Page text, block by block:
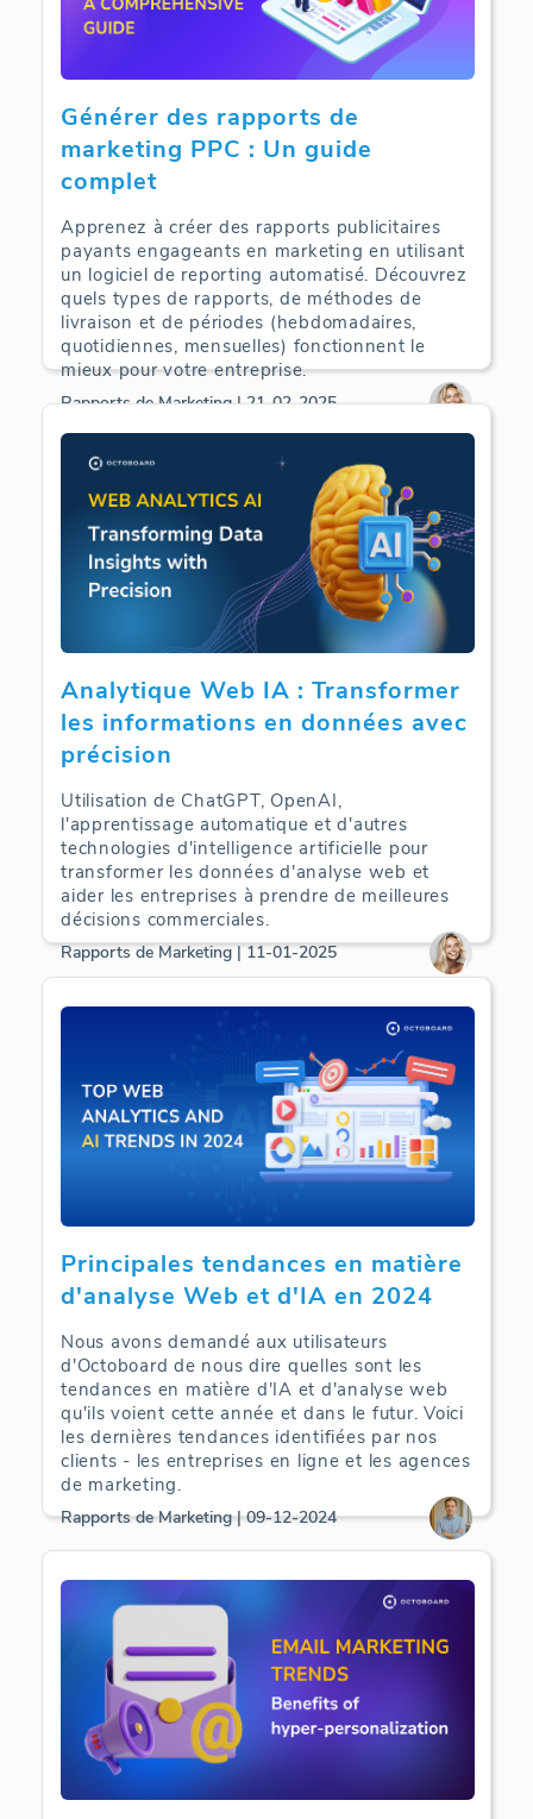
Générer des rapports de
marketing PPC : Un guide
complet
Apprenez à créer des rapports publicitaires
payants engageants en marketing en utilisant
un logiciel de reporting automatisé. Découvrez
quels types de rapports, de méthodes de
livraison et de périodes (hebdomadaires,
quotidiennes, mensuelles) fonctionnent le
mieux pour votre entreprise.
Rapports de Marketing | 21-02-2025
Analytique Web IA : Transformer
les informations en données avec
précision
Utilisation de ChatGPT, OpenAI,
l'apprentissage automatique et d'autres
technologies d'intelligence artificielle pour
transformer les données d'analyse web et
aider les entreprises à prendre de meilleures
décisions commerciales.
Rapports de Marketing | 11-01-2025
Principales tendances en matière
d'analyse Web et d'IA en 2024
Nous avons demandé aux utilisateurs
d'Octoboard de nous dire quelles sont les
tendances en matière d'IA et d'analyse web
qu'ils voient cette année et dans le futur. Voici
les dernières tendances identifiées par nos
clients - les entreprises en ligne et les agences
de marketing.
Rapports de Marketing | 09-12-2024